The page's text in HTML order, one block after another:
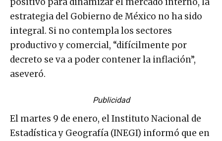
estrategia del Gobierno de México no ha sido
integral. Si no contempla los sectores
productivo y comercial, “difícilmente por
decreto se va a poder contener la inflación”,
aseveró.
Publicidad
El martes 9 de enero, el Instituto Nacional de
Estadística y Geografía (INEGI) informó que en